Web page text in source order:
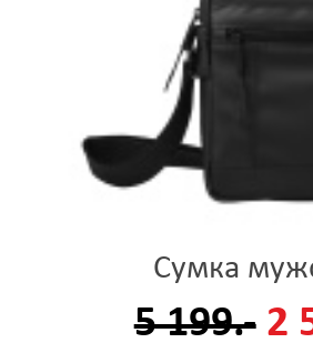
Сумка
5 199.- 2